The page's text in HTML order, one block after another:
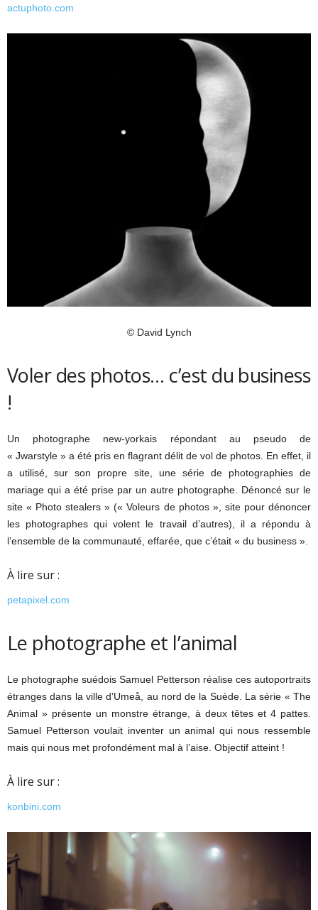
actuphoto.com
© David Lynch
Voler des photos… c’est du business
!
Un photographe new-yorkais répondant au pseudo de
« Jwarstyle » a été pris en flagrant délit de vol de photos. En effet, il
a utilisé, sur son propre site, une série de photographies de
mariage qui a été prise par un autre photographe. Dénoncé sur le
site « Photo stealers » (« Voleurs de photos », site pour dénoncer
les photographes qui volent le travail d’autres), il a répondu à
l’ensemble de la communauté, effarée, que c’était « du business ».
À lire sur :
petapixel.com
Le photographe et l’animal
Le photographe suédois Samuel Petterson réalise ces autoportraits
étranges dans la ville d’Umeå, au nord de la Suède. La série « The
Animal » présente un monstre étrange, à deux têtes et 4 pattes.
Samuel Petterson voulait inventer un animal qui nous ressemble
mais qui nous met profondément mal à l’aise. Objectif atteint !
À lire sur :
konbini.com